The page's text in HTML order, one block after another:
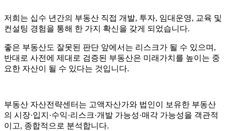
저희는 십수 년간의 부동산 직접 개발, 투자, 임대운영, 교육 및
컨설팅 경험을 통해 한 가지 확신을 갖게 되었습니다.
좋은 부동산도 잘못된 판단 앞에서는 리스크가 될 수 있으며,
반대로 사전에 제대로 검증된 부동산은 미래가치를 높이는 중
요한 자산이 될 수 있다는 것입니다.
부동산 자산전략센터는 고액자산가와 법인이 보유한 부동산
의 시장·입지·수익·리스크·개발 가능성·매각 가능성을 객관적
이고, 종합적으로 분석합니다.